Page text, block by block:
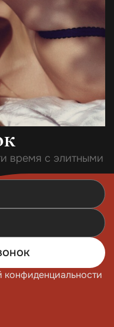
время с элитными
конфиденциальности